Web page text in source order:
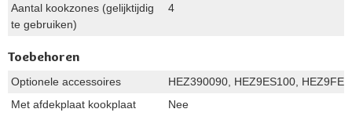
Aantal kookzones (gelijktijdig
te gebruiken)
4
Toebehoren
Optionele accessoires
HEZ390090, HEZ9ES100,
Met afdekplaat kookplaat
Nee